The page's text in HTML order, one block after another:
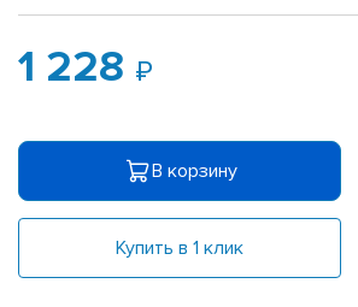
1 228
В корзину
Купить в 1 клик